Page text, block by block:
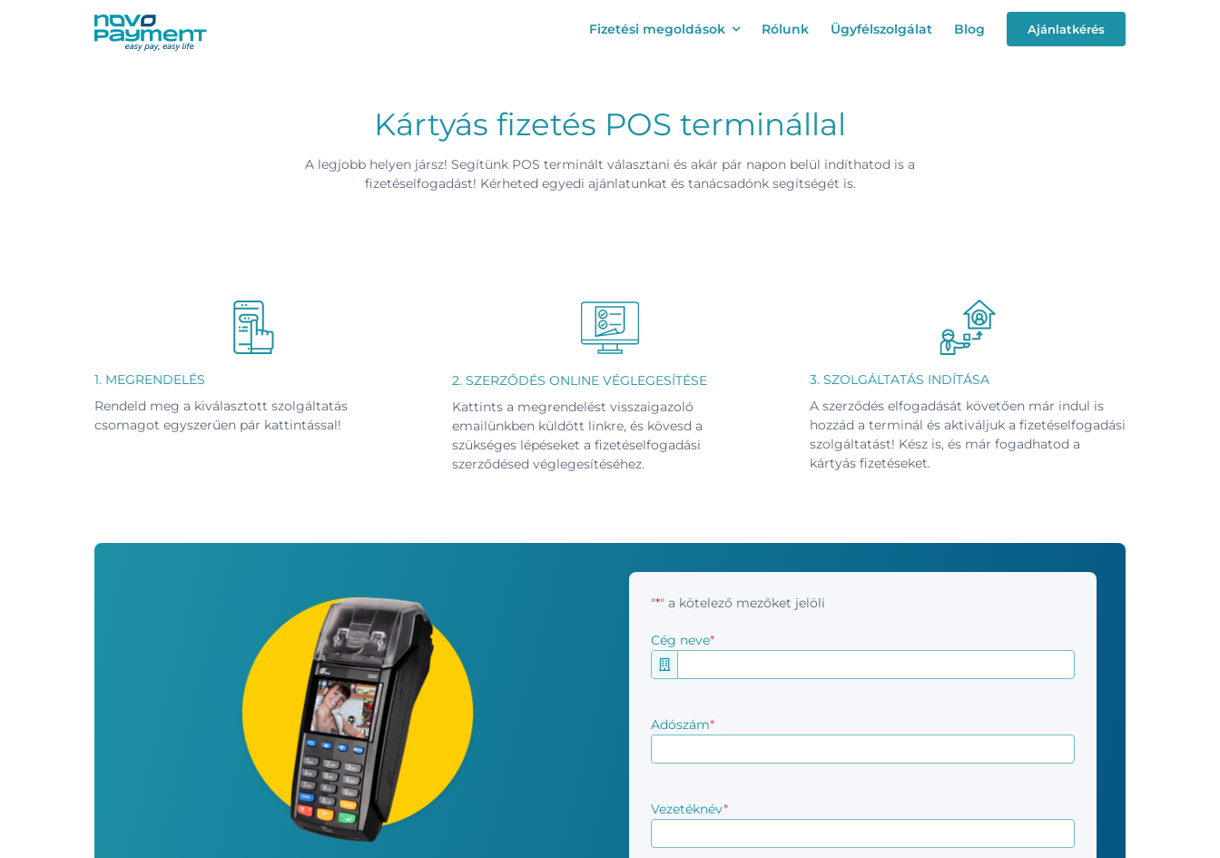
Fizetési megoldások
Rólunk Ügyfélszolgálat Blog Ajánlatkérés
Kártyás fizetés POS terminállal
A legjobb helyen jársz! Segítünk POS terminált választani és akár pár napon belül indíthatod is a
fizetéselfogadást! Kérheted egyedi ajánlatunkat és tanácsadónk segítségét is.
1. MEGRENDELÉS
Rendeld meg a kiválasztott szolgáltatás
csomagot egyszerűen pár kattintással!
2. SZERZŐDÉS ONLINE VÉGLEGESÍTÉSE
Kattints a megrendelést visszaigazoló
emailünkben küldött linkre, és kövesd a
szükséges lépéseket a fizetéselfogadási
szerződésed véglegesítéséhez.
3. SZOLGÁLTATÁS INDÍTÁSA
A szerződés elfogadását követően már indul is
hozzád a terminál és aktiváljuk a fizetéselfogadási
szolgáltatást! Kész is, és már fogadhatod a
kártyás fizetéseket.
"*" a kötelező mezőket jelöli
Cég neve*
Adószám*
Vezetéknév*